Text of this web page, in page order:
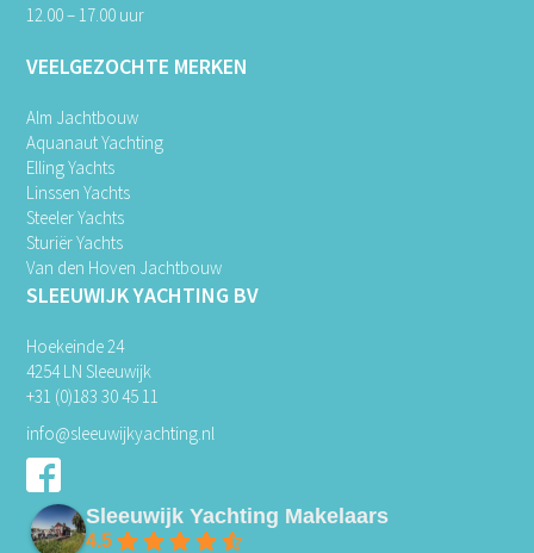
12.00 – 17.00 uur
VEELGEZOCHTE MERKEN
Alm Jachtbouw
Aquanaut Yachting
Elling Yachts
Linssen Yachts
Steeler Yachts
Sturiër Yachts
Van den Hoven Jachtbouw
SLEEUWIJK YACHTING BV
Hoekeinde 24
4254 LN Sleeuwijk
+31 (0)183 30 45 11
info@sleeuwijkyachting.nl
Sleeuwijk Yachting Makelaars
4.5